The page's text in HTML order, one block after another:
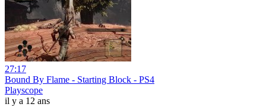
27:17
Bound By Flame - Starting Block - PS4
Playscope
il y a 12 ans